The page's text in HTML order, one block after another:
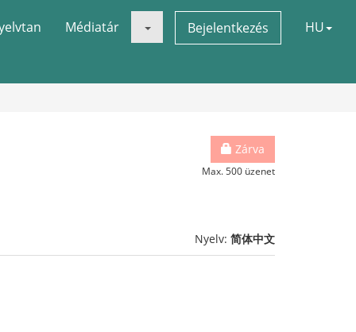
Médiatár Bejelentkezés HU
Zárva
Max. 500 üzenet
Nyelv: 简体中文